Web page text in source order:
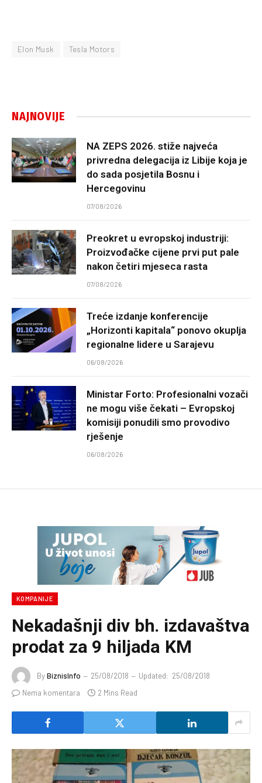
Elon Musk Tesla Motors
NAJNOVIJE
NA ZEPS 2026. stiže najveća
privredna delegacija iz Libije koja je
do sada posjetila Bosnu i
Hercegovinu
07/08/2026
Preokret u evropskoj industriji:
Proizvođačke cijene prvi put pale
nakon četiri mjeseca rasta
07/08/2026
Treće izdanje konferencije
„Horizonti kapitala“ ponovo okuplja
regionalne lidere u Sarajevu
06/08/2026
Ministar Forto: Profesionalni vozači
ne mogu više čekati – Evropskoj
komisiji ponudili smo provodivo
rješenje
06/08/2026
KOMPANIJE
Nekadašnji div bh. izdavaštva
prodat za 9 hiljada KM
ByBiznisInfo 25/08/2018 Updated: 25/08/2018
Nema komentara
2 Mins Read